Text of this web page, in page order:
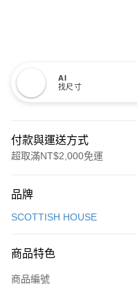
AI
找尺寸
付款與運送方式
超取滿NT$2,000免運
信用卡一次付款
LINE Pay
Apple Pay
品牌
SCOTTISH HOUSE
商品特色
商品編號